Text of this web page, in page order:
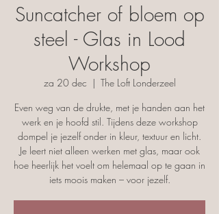
Suncatcher of bloem op
steel - Glas in Lood
Workshop
za 20 dec
  |
The Loft Londerzeel
Even weg van de drukte, met je handen aan het
werk en je hoofd stil. Tijdens deze workshop
dompel je jezelf onder in kleur, textuur en licht.
Je leert niet alleen werken met glas, maar ook
hoe heerlijk het voelt om helemaal op te gaan in
iets moois maken – voor jezelf.